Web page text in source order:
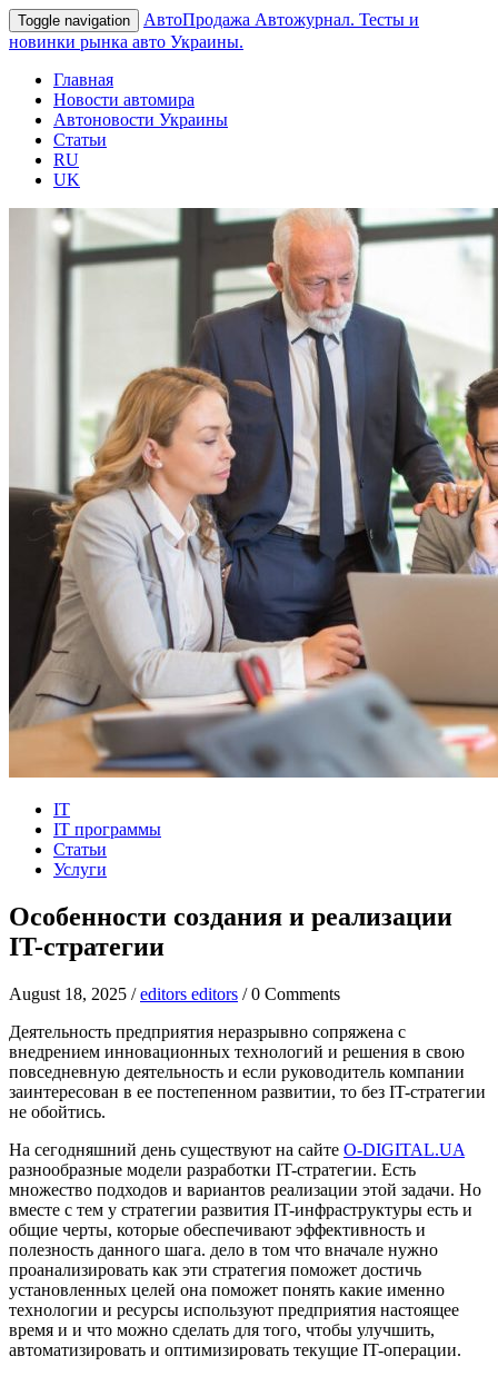
Toggle navigation АвтоПродажа Автожурнал. Тесты и
новинки рынка авто Украины.
Главная
Новости автомира
Автоновости Украины
Статьи
RU
UK
IT
IT программы
Статьи
Услуги
Особенности создания и реализации
IT-стратегии
August 18, 2025 /editors editors / 0 Comments
Деятельность предприятия неразрывно сопряжена с
внедрением инновационных технологий и решения в свою
повседневную деятельность и если руководитель компании
заинтересован в ее постепенном развитии, то без IT-стратегии
не обойтись.
На сегодняшний день существуют на сайте O-DIGITAL.UA
разнообразные модели разработки IT-стратегии. Есть
множество подходов и вариантов реализации этой задачи. Но
вместе с тем у стратегии развития IT-инфраструктуры есть и
общие черты, которые обеспечивают эффективность и
полезность данного шага. дело в том что вначале нужно
проанализировать как эти стратегия поможет достичь
установленных целей она поможет понять какие именно
технологии и ресурсы используют предприятия настоящее
время и и что можно сделать для того, чтобы улучшить,
автоматизировать и оптимизировать текущие IT-операции.